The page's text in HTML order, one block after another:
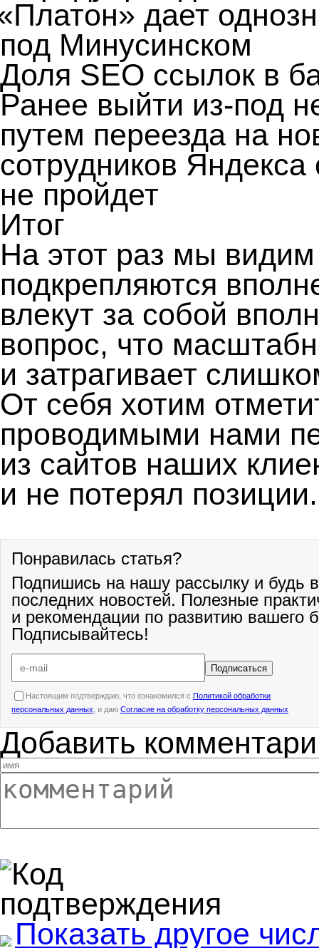
Платон» дает
под Минусинском
Доля SEO ссылок в
Ранее выйти из-под
путем переезда на
сотрудников
не пройдет
Итог
На этот раз мы
подкрепляются
влекут за собой
вопрос, что
и затрагивает
От себя хотим
проводимыми нами
из сайтов наших
и не потерял позиции.
Понравилась статья?
Подпишись на нашу рассылку и будь в
последних новостей. Полезные
и рекомендации по развитию вашего
Подписывайтесь!
Подписаться
Настоящим подтверждаю, что ознакомился с Политикой обработки
персональных данных , и даю Согласие на обработку персональных данных
Добавить
Показать другое